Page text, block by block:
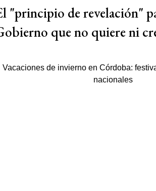
"principio de revelación"
que no quiere ni